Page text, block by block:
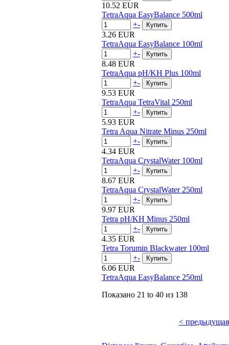
10.52 EUR
TetraAqua EasyBalance 500ml
+-
3.26 EUR
TetraAqua EasyBalance 100ml
+-
8.48 EUR
TetraAqua pH/KH Plus 100ml
+-
9.53 EUR
TetraAqua TetraVital 250ml
+-
5.93 EUR
Tetra Aqua Nitrate Minus 250ml
+-
4.34 EUR
TetraAqua CrystalWater 100ml
+-
8.67 EUR
TetraAqua CrystalWater 250ml
+-
9.97 EUR
Tetra pH/KH Minus 250ml
+-
4.35 EUR
Tetra Torumin Blackwater 100ml
+-
6.06 EUR
TetraAqua EasyBalance 250ml
Показано 21 to 40 из 138
< предыдущая